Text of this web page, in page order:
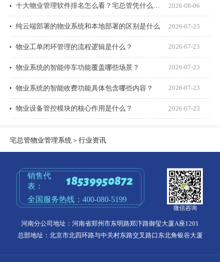
十大物业管理软件排名怎么看？宅总管凭什么能进榜？ 2026-08-06
纯云端部署的物业系统和本地部署的区别是什么 2026-07-23
物业工单闭环管理的流程逻辑是什么？ 2026-07-23
物业系统的智能停车功能覆盖哪些场景？ 2026-07-23
物业系统的智能收费功能具体包含哪些内容？ 2026-07-23
物业设备管控模块的核心作用是什么？ 2026-07-23
宅总管物业管理系统＞行业资讯
销售代
表：
18539950872
全国服务热线：400-080-5199
微信咨询
河南分公司地址：河南省郑州市东明路郑汴路御玺大厦A座1201
总部地址：北京市北四环路与中关村东路交叉路口东北角银谷大厦